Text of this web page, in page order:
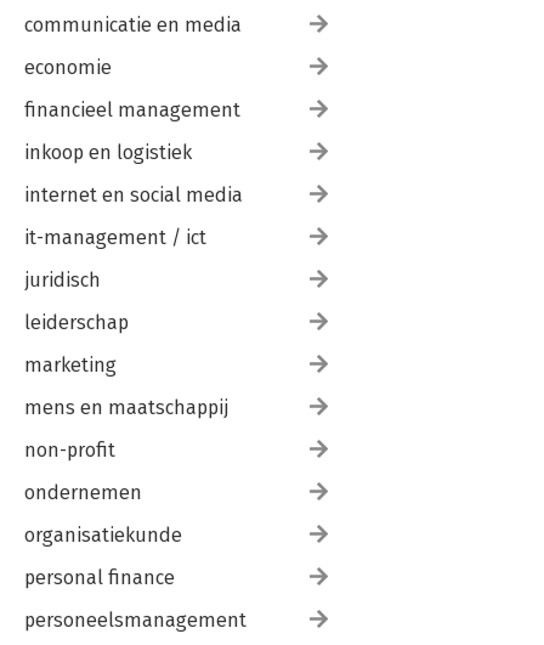
communicatie en media
economie
financieel management
inkoop en logistiek
internet en social media
it-management / ict
juridisch
leiderschap
marketing
mens en maatschappij
non-profit
ondernemen
organisatiekunde
personal finance
personeelsmanagement